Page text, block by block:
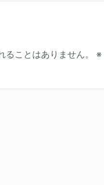
ことはありません。 ※